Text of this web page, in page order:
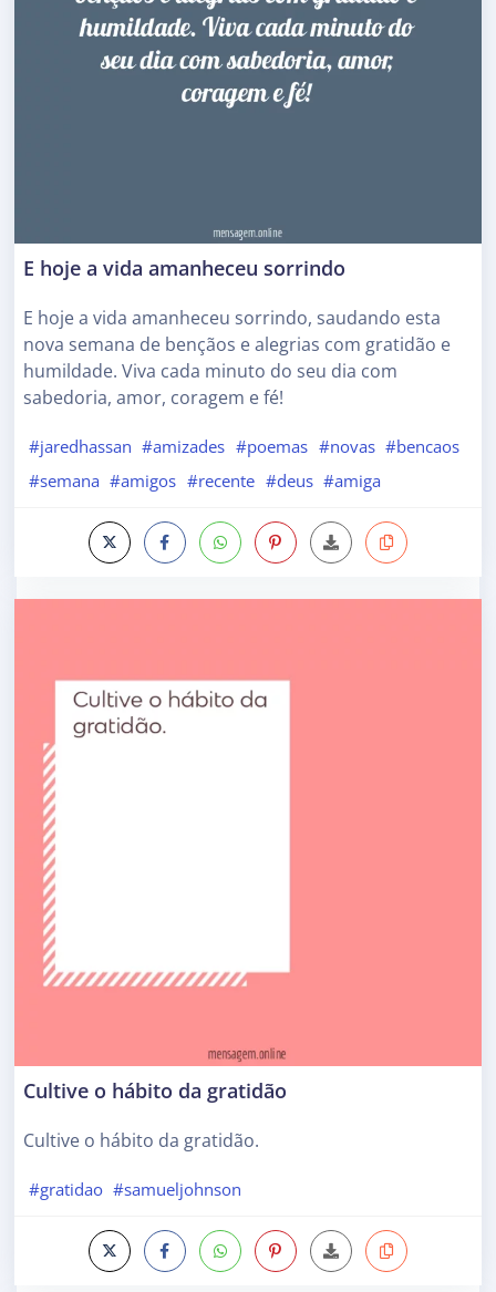
E hoje a vida amanheceu sorrindo
E hoje a vida amanheceu sorrindo, saudando esta
nova semana de bençãos e alegrias com gratidão e
humildade. Viva cada minuto do seu dia com
sabedoria, amor, coragem e fé!
#jaredhassan #amizades #poemas #novas #bencaos
#semana #amigos #recente #deus #amiga
Cultive o hábito da gratidão
Cultive o hábito da gratidão.
#gratidao #samueljohnson